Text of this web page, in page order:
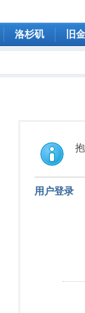
洛杉矶 旧
用户登录